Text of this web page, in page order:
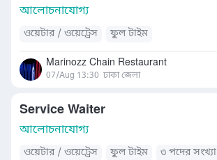
আলোচনাযোগ্য
ওয়েটার / ওয়েট্রেস ফুল টাইম
Marinozz Chain Restaurant
07/Aug 13:30 ঢাকা জেলা
Service Waiter
আলোচনাযোগ্য
ওয়েটার / ওয়েট্রেস ফুল টাইম
৩ পদের সংখ্যা